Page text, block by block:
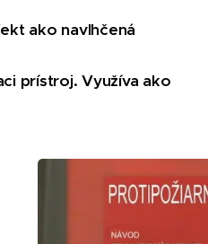
ako navlhčená
prístroj. Využíva ako